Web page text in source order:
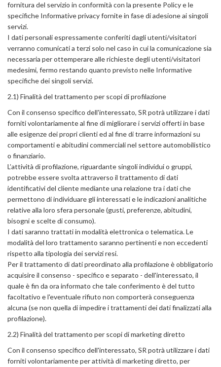
fornitura del servizio in conformità con la presente Policy e le
specifiche Informative privacy fornite in fase di adesione ai singoli
servizi.
I dati personali espressamente conferiti dagli utenti/visitatori
verranno comunicati a terzi solo nel caso in cui la comunicazione sia
necessaria per ottemperare alle richieste degli utenti/visitatori
medesimi, fermo restando quanto previsto nelle Informative
specifiche dei singoli servizi.
2.1) Finalità del trattamento per scopi di profilazione
Con il consenso specifico dell'interessato, SR potrà utilizzare i dati
forniti volontariamente al fine di migliorare i servizi offerti in base
alle esigenze dei propri clienti ed al fine di trarre informazioni su
comportamenti e abitudini commerciali nel settore automobilistico
o finanziario.
L’attività di profilazione, riguardante singoli individui o gruppi,
potrebbe essere svolta attraverso il trattamento di dati
identificativi del cliente mediante una relazione tra i dati che
permettono di individuare gli interessati e le indicazioni analitiche
relative alla loro sfera personale (gusti, preferenze, abitudini,
bisogni e scelte di consumo).
I dati saranno trattati in modalità elettronica o telematica. Le
modalità del loro trattamento saranno pertinenti e non eccedenti
rispetto alla tipologia dei servizi resi.
Per il trattamento di dati preordinato alla profilazione è obbligatorio
acquisire il consenso - specifico e separato - dell'interessato, il
quale è fin da ora informato che tale conferimento è del tutto
facoltativo e l'eventuale rifiuto non comporterà conseguenza
alcuna (se non quella di impedire i trattamenti dei dati finalizzati alla
profilazione).
2.2) Finalità del trattamento per scopi di marketing diretto
Con il consenso specifico dell'interessato, SR potrà utilizzare i dati
forniti volontariamente per attività di marketing diretto, per